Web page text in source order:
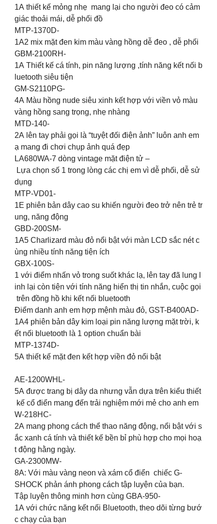
1A thiết kế mỏng nhẹ mang lại cho người đeo có cảm
giác thoải mái, dễ phối đồ
MTP-1370D-
1A2 mix mặt đen kim màu vàng hồng dễ đeo , dễ phối
GBM-2100RH-
1A Thiết kế cá tính, pin năng lượng ,tính năng kết nối b
luetooth siêu tiện
GM-S2110PG-
4A Màu hồng nude siêu xinh kết hợp với viền vỏ màu
vàng hồng sang trọng, nhẹ nhàng
MTD-140-
2A lên tay phải gọi là “tuyệt đối điện ảnh” luôn anh em
ạ mang đi chơi chụp ảnh quá đẹp
LA680WA-7 dòng vintage mặt điện tử –
Lựa chọn số 1 trong lòng các chị em vì dễ phối, dễ sử
dụng
MTP-VD01-
1E phiên bản dây cao su khiến người đeo trở nên trẻ tr
ung, năng động
GBD-200SM-
1A5 Charlizard màu đỏ nổi bật với màn LCD sắc nét c
ùng nhiều tính năng tiện ích
GBX-100S-
1 với điểm nhấn vỏ trong suốt khác lạ, lên tay đã lung l
inh lại còn tiện với tính năng hiển thị tin nhắn, cuộc gọi
trên đồng hồ khi kết nối bluetooth
Điểm danh anh em hợp mệnh màu đỏ, GST-B400AD-
1A4 phiên bản dây kim loại pin năng lượng mặt trời, k
ết nối bluetooth là 1 option chuẩn bài
MTP-1374D-
5A thiết kế mặt đen kết hợp viền đỏ nổi bật
AE-1200WHL-
5A được trang bị dây da nhưng vẫn dựa trên kiểu thiết
kế cổ điển mang đến trải nghiệm mới mẻ cho anh em
W-218HC-
2A mang phong cách thể thao năng động, nổi bật với s
ắc xanh cá tính và thiết kế bền bỉ phù hợp cho mọi hoạ
t động hằng ngày.
GA-2300MW-
8A: Với màu vàng neon và xám cổ điển chiếc G-
SHOCK phản ánh phong cách tập luyện của bạn.
Tập luyện thông minh hơn cùng GBA-950-
1A với chức năng kết nối Bluetooth, theo dõi từng bướ
c chạy của bạn‍️